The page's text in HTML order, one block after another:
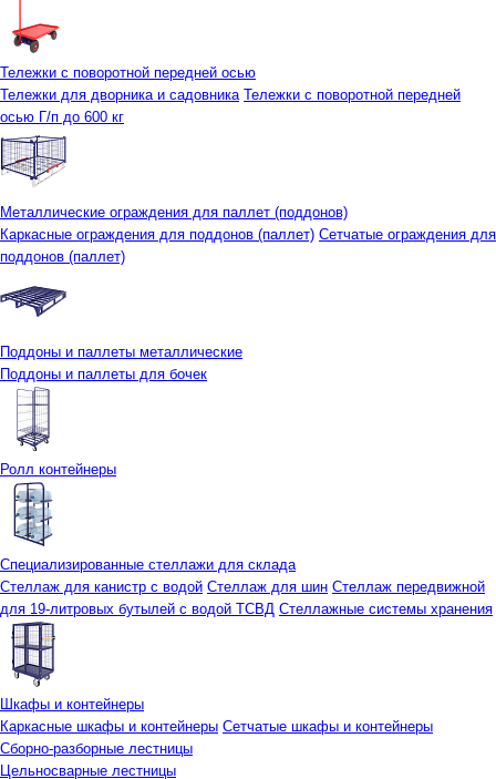
Тележки с поворотной передней осью
Тележки для дворника и садовника Тележки с поворотной передней
осью Г/п до 600 кг
Металлические ограждения для паллет (поддонов)
Каркасные ограждения для поддонов (паллет) Сетчатые ограждения для
поддонов (паллет)
Поддоны и паллеты металлические
Поддоны и паллеты для бочек
Ролл контейнеры
Специализированные стеллажи для склада
Стеллаж для канистр с водой Стеллаж для шин Стеллаж передвижной
для 19-литровых бутылей с водой ТСВД Стеллажные системы хранения
Шкафы и контейнеры
Каркасные шкафы и контейнеры Сетчатые шкафы и контейнеры
Сборно-разборные лестницы
Цельносварные лестницы